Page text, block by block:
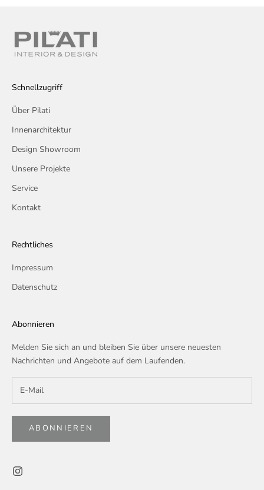
Schnellzugriff
Über Pilati
Innenarchitektur
Design Showroom
Unsere Projekte
Service
Kontakt
Rechtliches
Impressum
Datenschutz
Abonnieren
Melden Sie sich an und bleiben Sie über unsere neuesten
Nachrichten und Angebote auf dem Laufenden.
ABONNIEREN